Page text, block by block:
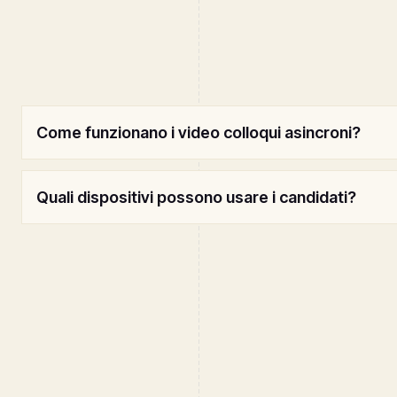
Come funzionano i video colloqui asincroni?
Quali dispositivi possono usare i candidati?